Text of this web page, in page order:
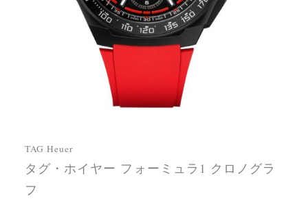
TAG Heuer
タグ・ホイヤー フォーミュラ1 クロノグラ
フ